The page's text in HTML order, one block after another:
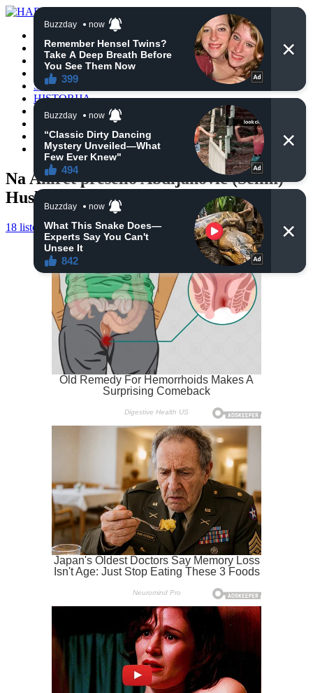
VIJESTI
BIH
TURSKA
SVIJET
HISTORIJA
RELIGIJA
ZANIMLJIVOSTI
CRNA HRONIKA
OBAVIJESTI
Na Ahiret preselio Abdijanović (Selim)
Huska
18 listopada, 2024 haberhana POČETNA 0